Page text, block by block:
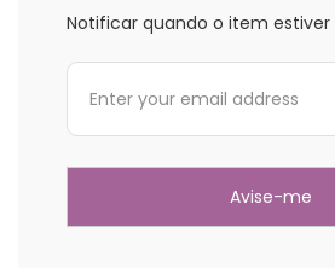
Notificar quando o item estiver